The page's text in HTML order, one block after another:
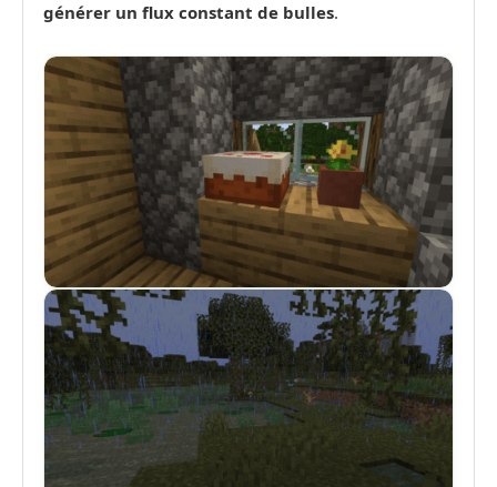
générer un flux constant de bulles.